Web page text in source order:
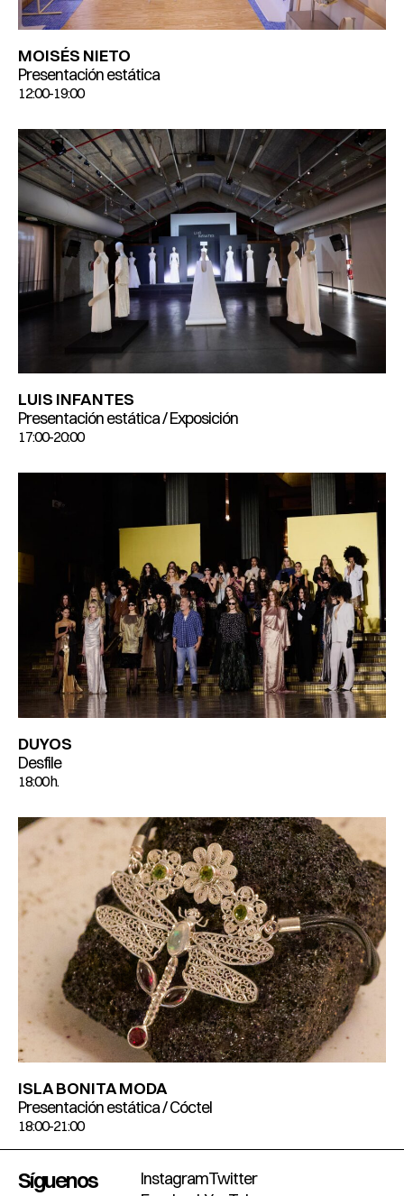
MOISÉS NIETO
Presentación estática
12:00-19:00
LUIS INFANTES
Presentación estática / Exposición
17:00-20:00
DUYOS
Desfile
18:00 h.
ISLA BONITA MODA
Presentación estática / Cóctel
18:00-21:00
Síguenos InstagramTwitter